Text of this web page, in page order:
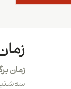
زمان
سه‌شنبه ۱۴ اسفند، ساعت